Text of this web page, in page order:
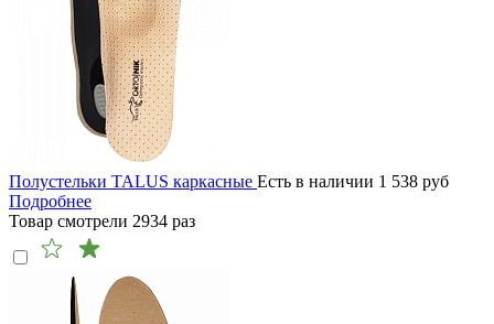
Полустельки TALUS каркасные Есть в наличии 1 538 руб
Подробнее
Товар смотрели 2934 раз